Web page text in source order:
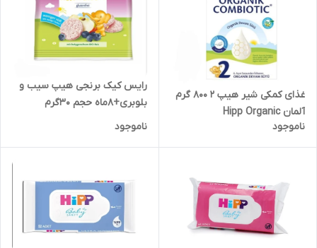
غذای کمکی شیر هیپ 2 800 گرم
آلمان Hipp Organic
انقضا:3/2025)
ناموجود
رایس کیک برنجی هیپ سیب و
بلوبری+۸ماه حجم ۳۰گرم
ناموجود